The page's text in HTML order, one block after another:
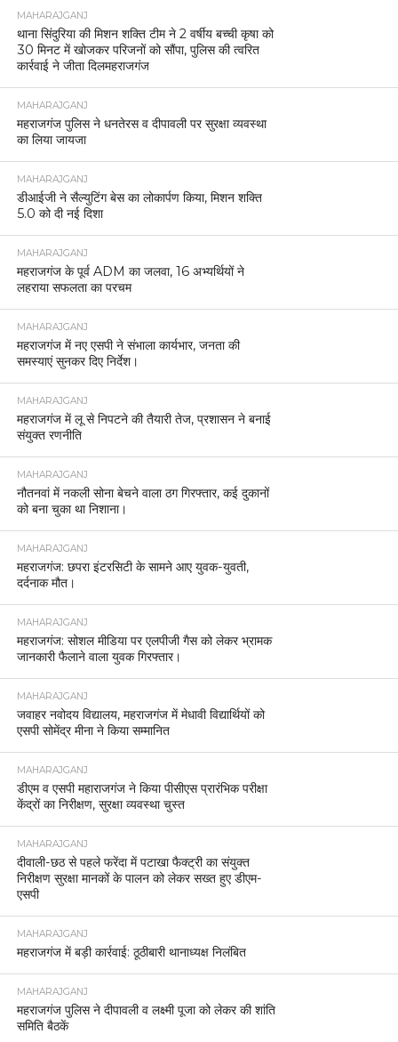
MAHARAJGANJ
थाना सिंदुरिया की मिशन शक्ति टीम ने 2 वर्षीय बच्ची कृषा को
30 मिनट में खोजकर परिजनों को सौंपा, पुलिस की त्वरित
कार्रवाई ने जीता दिलमहराजगंज
MAHARAJGANJ
महराजगंज पुलिस ने धनतेरस व दीपावली पर सुरक्षा व्यवस्था
का लिया जायजा
MAHARAJGANJ
डीआईजी ने सैल्युटिंग बेस का लोकार्पण किया, मिशन शक्ति
5.0 को दी नई दिशा
MAHARAJGANJ
महराजगंज के पूर्व ADM का जलवा, 16 अभ्यर्थियों ने
लहराया सफलता का परचम
MAHARAJGANJ
महराजगंज में नए एसपी ने संभाला कार्यभार, जनता की
समस्याएं सुनकर दिए निर्देश।
MAHARAJGANJ
महराजगंज में लू से निपटने की तैयारी तेज, प्रशासन ने बनाई
संयुक्त रणनीति
MAHARAJGANJ
नौतनवां में नकली सोना बेचने वाला ठग गिरफ्तार, कई दुकानों
को बना चुका था निशाना।
MAHARAJGANJ
महराजगंज: छपरा इंटरसिटी के सामने आए युवक-युवती,
दर्दनाक मौत।
MAHARAJGANJ
महराजगंज: सोशल मीडिया पर एलपीजी गैस को लेकर भ्रामक
जानकारी फैलाने वाला युवक गिरफ्तार।
MAHARAJGANJ
जवाहर नवोदय विद्यालय, महराजगंज में मेधावी विद्यार्थियों को
एसपी सोमेंद्र मीना ने किया सम्मानित
MAHARAJGANJ
डीएम व एसपी महाराजगंज ने किया पीसीएस प्रारंभिक परीक्षा
केंद्रों का निरीक्षण, सुरक्षा व्यवस्था चुस्त
MAHARAJGANJ
दीवाली-छठ से पहले फरेंदा में पटाखा फैक्ट्री का संयुक्त
निरीक्षण सुरक्षा मानकों के पालन को लेकर सख्त हुए डीएम-
एसपी
MAHARAJGANJ
महराजगंज में बड़ी कार्रवाई: ठूठीबारी थानाध्यक्ष निलंबित
MAHARAJGANJ
महराजगंज पुलिस ने दीपावली व लक्ष्मी पूजा को लेकर की शांति
समिति बैठकें